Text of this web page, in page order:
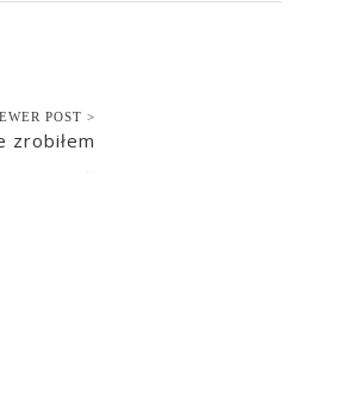
POST >
zrobiłem